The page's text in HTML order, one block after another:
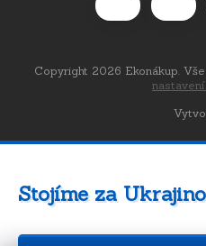
Copyright 2026 Ekonákup.
Stojíme za